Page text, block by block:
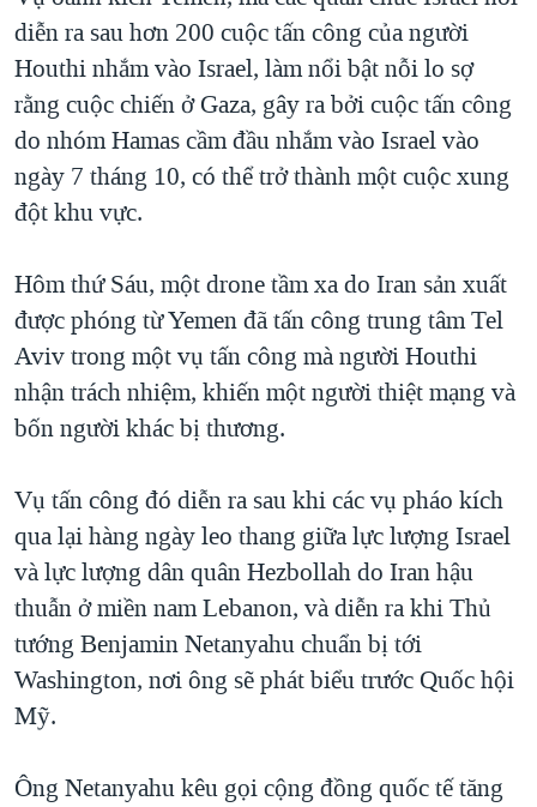
diễn ra sau hơn 200 cuộc tấn công của người
Houthi nhắm vào Israel, làm nổi bật nỗi lo sợ
rằng cuộc chiến ở Gaza, gây ra bởi cuộc tấn công
do nhóm Hamas cầm đầu nhắm vào Israel vào
ngày 7 tháng 10, có thể trở thành một cuộc xung
đột khu vực.
Hôm thứ Sáu, một drone tầm xa do Iran sản xuất
được phóng từ Yemen đã tấn công trung tâm Tel
Aviv trong một vụ tấn công mà người Houthi
nhận trách nhiệm, khiến một người thiệt mạng và
bốn người khác bị thương.
Vụ tấn công đó diễn ra sau khi các vụ pháo kích
qua lại hàng ngày leo thang giữa lực lượng Israel
và lực lượng dân quân Hezbollah do Iran hậu
thuẫn ở miền nam Lebanon, và diễn ra khi Thủ
tướng Benjamin Netanyahu chuẩn bị tới
Washington, nơi ông sẽ phát biểu trước Quốc hội
Mỹ.
Ông Netanyahu kêu gọi cộng đồng quốc tế tăng